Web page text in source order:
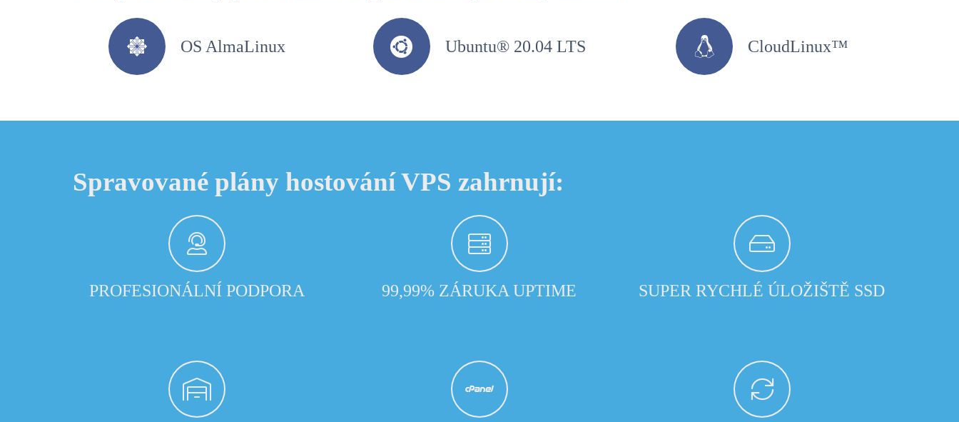
OS AlmaLinux Ubuntu® 20.04 LTS CloudLinux™
Spravované plány hostování VPS zahrnují:
PROFESIONÁLNÍ PODPORA 99,99% ZÁRUKA UPTIME SUPER RYCHLÉ ÚLOŽIŠTĚ SSD